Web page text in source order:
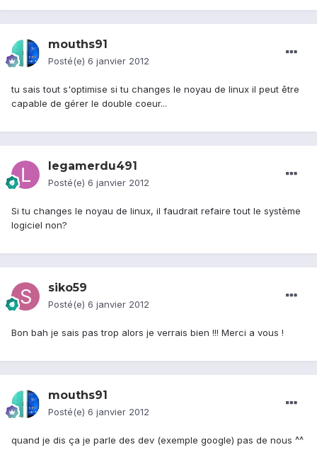
mouths91
Posté(e) 6 janvier 2012
tu sais tout s'optimise si tu changes le noyau de linux il peut être
capable de gérer le double coeur...
legamerdu491
Posté(e) 6 janvier 2012
Si tu changes le noyau de linux, il faudrait refaire tout le système
logiciel non?
siko59
Posté(e) 6 janvier 2012
Bon bah je sais pas trop alors je verrais bien !!! Merci a vous !
mouths91
Posté(e) 6 janvier 2012
quand je dis ça je parle des dev (exemple google) pas de nous ^^